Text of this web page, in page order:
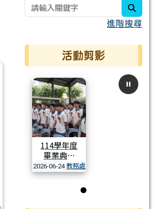
進階搜尋
活動剪影
114學年度
畢業典禮
2026-06-24 教務處
活動相簿